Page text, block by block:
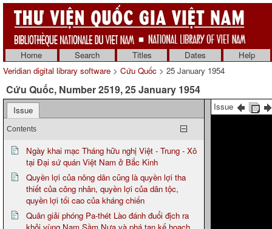
Home Search Titles Dates
Help
Veridian digital library software > Cứu Quốc > 25 January 1954
Cứu Quốc, Number 2519, 25 January 1954
Issue
Contents
Ngày khai mạc Tháng hữu nghị Việt - Trung - Xô
tại Đại sứ quán Việt Nam ở Bắc Kinh
Quyền lợi của nông dân cũng là quyền lợi tha
thiết của công nhân, quyền lợi của dân tộc,
quyền lợi tối cao của kháng chiến
Quân giải phóng Pa-thét Lào đánh đuổi địch ra
Issue